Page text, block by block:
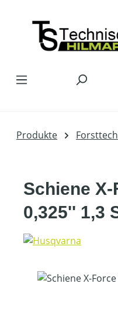
Produkte
Schiene
0,325'' 1,3
Bildergalerie